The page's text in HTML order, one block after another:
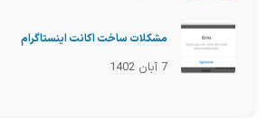
مشکلات ساخت اکانت اینستاگرام
7 آبان 1402